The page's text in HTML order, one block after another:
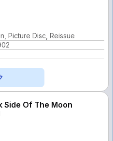
Picture Disc, Reissue
Side Of The Moon